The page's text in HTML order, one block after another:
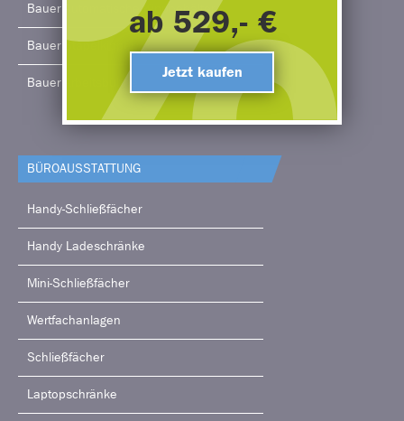
Bauer Automatische Kippbehälter
Bauer Stapelkipper
Bauer Arbeitsbühne
BÜRO­AUSSTATTUNG
Handy-Schließfächer
Handy Ladeschränke
Mini-Schließfächer
Wertfachanlagen
Schließfächer
Laptopschränke
ab 529,- €
Jetzt kaufen